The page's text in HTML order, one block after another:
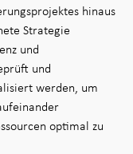
hinaus
Strategie
und
und
werden, um
optimal zu